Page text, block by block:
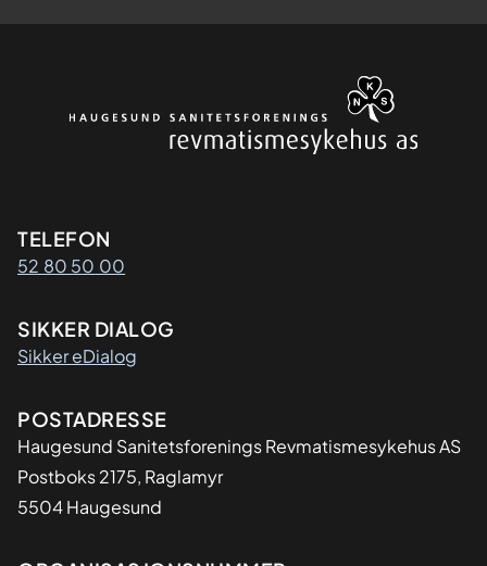
Kontaktinformasjon
TELEFON
52 80 50 00
SIKKER DIALOG
Sikker eDialog
Adresse
POSTADRESSE
Haugesund Sanitetsforenings Revmatismesykehus AS
Postboks 2175, Raglamyr
5504 Haugesund